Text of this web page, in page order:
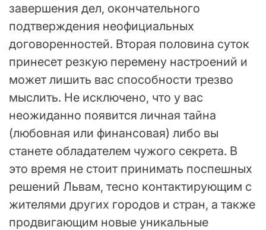
завершения дел, окончательного
подтверждения неофициальных
договоренностей. Вторая половина суток
принесет резкую перемену настроений и
может лишить вас способности трезво
мыслить. Не исключено, что у вас
неожиданно появится личная тайна
(любовная или финансовая) либо вы
станете обладателем чужого секрета. В
это время не стоит принимать поспешных
решений Львам, тесно контактирующим с
жителями других городов и стран, а также
продвигающим новые уникальные